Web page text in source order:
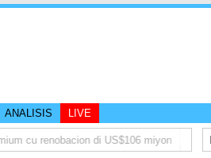
ANALISIS LIVE
cu renobacion di US$106 miyon Aruba